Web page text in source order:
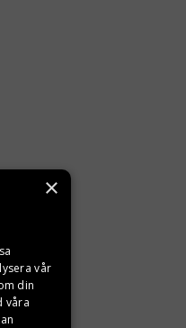
×
vår
din
våra